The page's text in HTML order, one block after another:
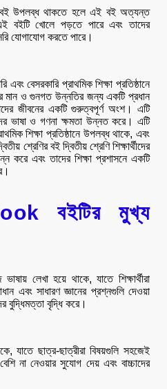
বই উপলব্ধ থাকতে হলে এই বই অত্যন্ত
এই বইটি খোলে পড়তে পারে এবং তাদের
যোগাযোগ করতে পারে।
এবং বেসরকারি প্রাথমিক শিক্ষা প্রতিষ্ঠানে
মান ও গুনগত উন্নতির জন্য একটি প্রধান
জীবনের একটি গুরুত্বপূর্ণ অংশ। এটি
ভাষা ও গণনা ক্ষমতা উন্নত করে। এটি
শিক্ষা প্রতিষ্ঠানে উপলব্ধ থাকে, এবং
শ্রেণির বই দ্বিতীয় শ্রেণি শিক্ষার্থীদের
করে এবং তাদের শিক্ষা প্রশাসনে একটি
বইটির মুখ্য
লেখা হয়ে থাকে, যাতে শিক্ষার্থীরা
এবং সাধারণ জ্ঞানের প্রশ্নগুলি দেওয়া
বুদ্ধিমত্তা বৃদ্ধি করে।
যাতে ছাত্র-ছাত্রীরা বিষয়গুলি সহজেই
না নেওয়ার সুযোগ দেয় এবং বাচ্চাদের